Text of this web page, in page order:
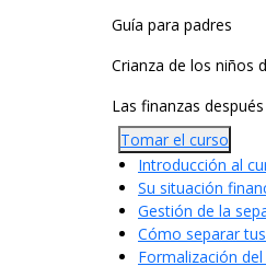
Main Categories
Guía para padres
Crianza de los niños
Las finanzas
Tomar el curso
Introducción al
Su situación
Gestión de la
Cómo separar
Formalización